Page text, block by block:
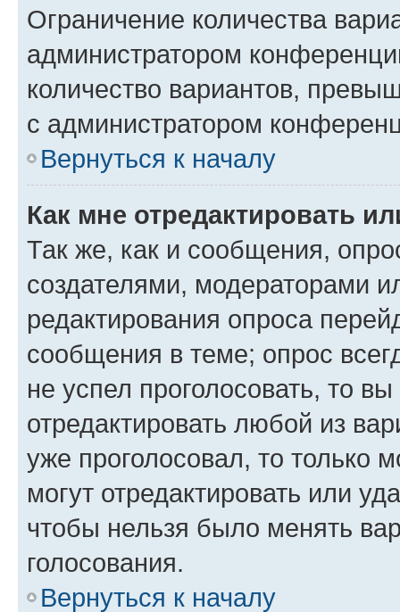
Ограничение количества
администратором
количество вариантов,
с администратором
Вернуться к началу
Как мне отредактировать
Так же, как и сообщения,
создателями, модераторами
редактирования опроса
сообщения в теме; опрос
не успел проголосовать, то
отредактировать любой из
уже проголосовал, то только
могут отредактировать или
чтобы нельзя было менять
голосования.
Вернуться к началу